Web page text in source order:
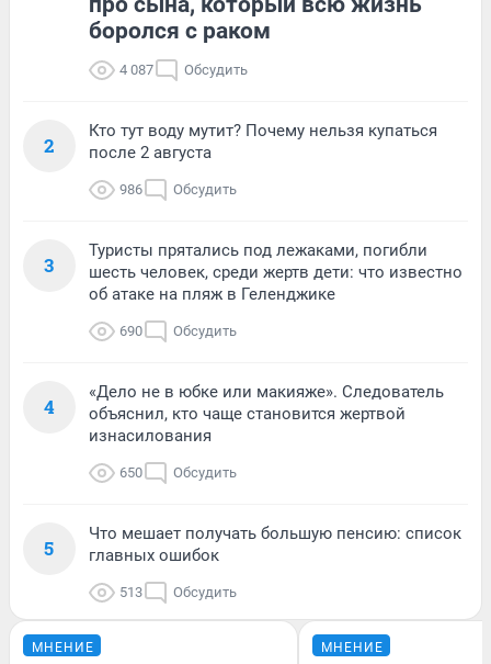
боролся с раком
4 087 Обсудить
2
Кто тут воду мутит? Почему нельзя купаться
после 2 августа
986 Обсудить
3
Туристы прятались под лежаками, погибли
шесть человек, среди жертв дети: что известно
об атаке на пляж в Геленджике
690 Обсудить
4
«Дело не в юбке или макияже». Следователь
объяснил, кто чаще становится жертвой
изнасилования
650 Обсудить
5
Что мешает получать большую пенсию: список
главных ошибок
513 Обсудить
МНЕНИЕ МНЕНИЕ